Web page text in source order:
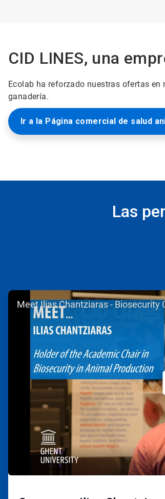
CID LINES, una
Ecolab ha reforzado nuestras ofertas
ganadería.
Ir a la Página comercial de salud
Las
ArticleTile
Meet Ilias Chantziaras - Biosecurity